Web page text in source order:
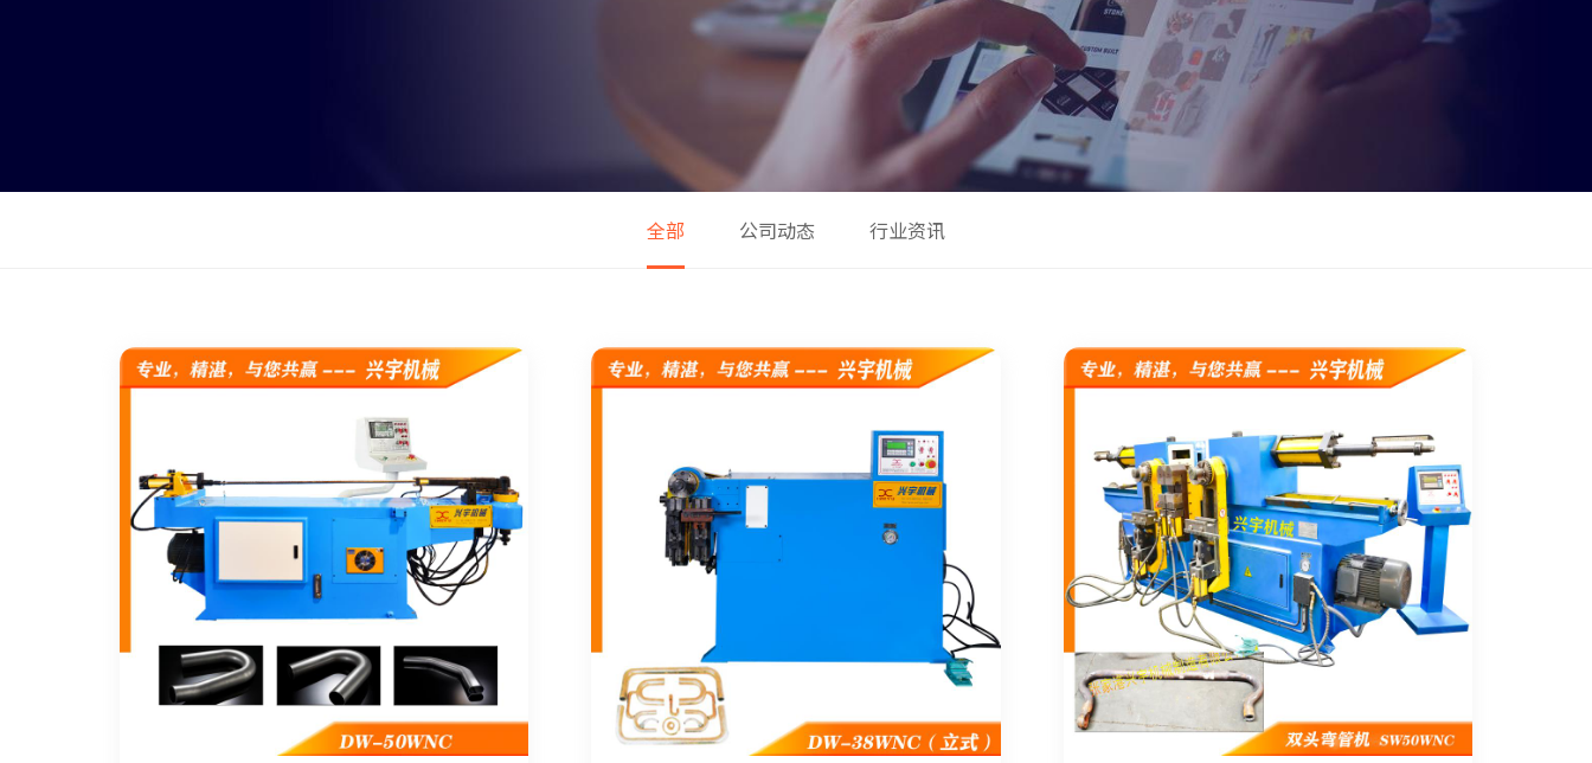
全部 公司动态 行业资讯